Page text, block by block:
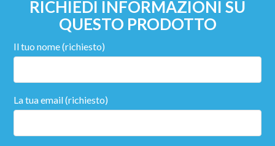
RICHIEDI INFORMAZIONI SU
QUESTO PRODOTTO
Il tuo nome (richiesto)
La tua email (richiesto)